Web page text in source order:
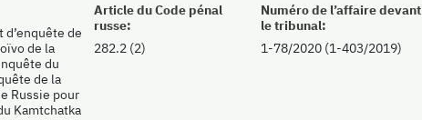
d’enquête de
de la
du
de la
Russie pour
Kamtchatka
Article du Code pénal
russe:
282.2 (2)
Numéro de l’affaire devant
le tribunal:
1-78/2020 (1-403/2019)